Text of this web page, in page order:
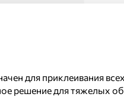
для приклеивания
решение для тяжелых